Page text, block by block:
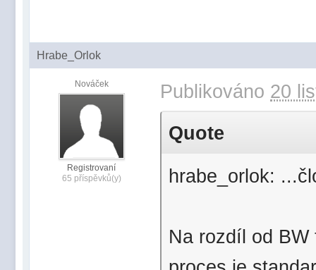
Hrabe_Orlok
Nováček
Registrovaní
65 příspěvků(y)
Publikováno 20
Quote
hrabe_orlok:
Na rozdíl od